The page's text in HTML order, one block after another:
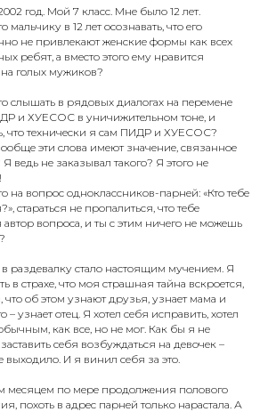
год. Мой 7 класс. Мне было 12 лет.
мальчику в 12 лет осознавать, что его
не привлекают женские формы как всех
ребят, а вместо этого ему нравится
на голых мужиков?
слышать в рядовых диалогах на перемене
и ХУЕСОС в уничижительном тоне, и
что технически я сам ПИДР и ХУЕСОС?
эти слова имеют значение, связанное
ведь не заказывал такого? Я этого не
на вопрос одноклассников-парней: «Кто тебе
стараться не пропалиться, что тебе
автор вопроса, и ты с этим ничего не можешь
в раздевалку стало настоящим мучением. Я
в страхе, что моя страшная тайна вскроется,
что об этом узнают друзья, узнает мама и
– узнает отец. Я хотел себя исправить, хотел
как все, но не мог. Как бы я не
себя возбуждаться на девочек –
выходило. И я винил себя за это.
месяцем по мере продолжения полового
похоть в адрес парней только нарастала. А